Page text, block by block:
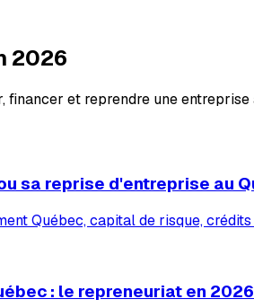
2026
financer et reprendre une
sa reprise d'entreprise au
Québec, capital de risque,
: le repreneuriat en 2026